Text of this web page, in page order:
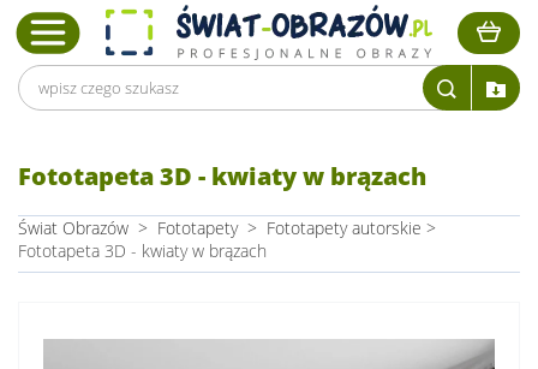
Fototapeta 3D - kwiaty w brązach
Świat Obrazów > Fototapety > Fototapety autorskie >
Fototapeta 3D - kwiaty w brązach